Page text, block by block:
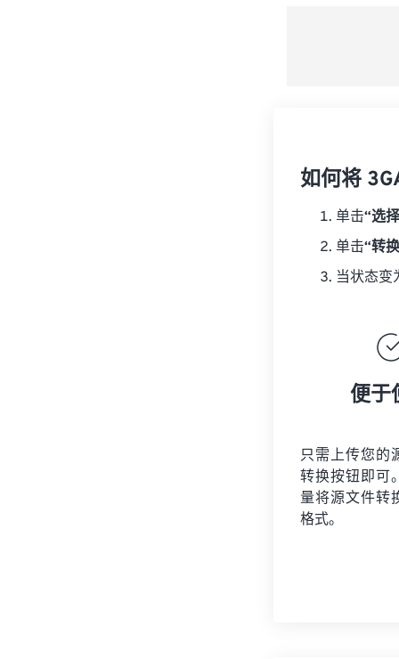
如何将
单击“选
单击“转
当状态变
便于
只需上传您的
转换按钮即可
量将源文件转
格式。